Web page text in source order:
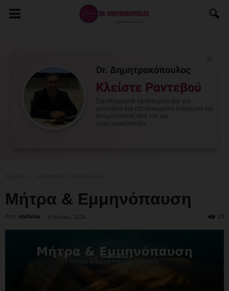
Μήτρα & Εμμηνόπαυση
Από stefania - 5 Ιουλίου, 2026 13